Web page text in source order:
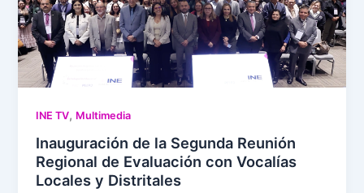
INE TV, Multimedia
Inauguración de la Segunda Reunión
Regional de Evaluación con Vocalías
Locales y Distritales